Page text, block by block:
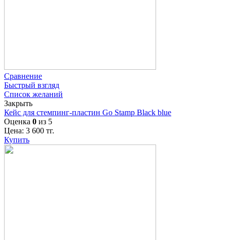
Сравнение
Быстрый взгляд
Список желаний
Закрыть
Кейс для стемпинг-пластин Go Stamp Black blue
Оценка 0 из 5
Цена: 3 600 тг.
Купить